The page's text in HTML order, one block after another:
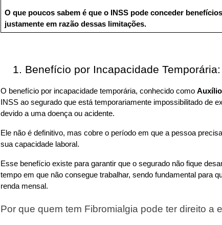
O que poucos sabem é que o INSS pode conceder
justamente em razão dessas limitações.
Benefício por Incapacidade
O benefício por incapacidade temporária, conhecido como
INSS ao segurado que está temporariamente impossibilitado de
devido a uma doença ou acidente.
Ele não é definitivo, mas cobre o período em que a pessoa
sua capacidade laboral.
Esse benefício existe para garantir que o segurado não fique
tempo em que não consegue trabalhar, sendo fundamental para
renda mensal.
Por que quem tem Fibromialgia pode ter direito a